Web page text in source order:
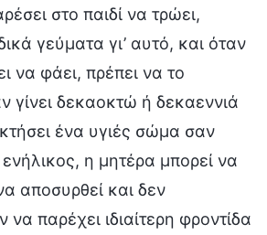
στο παιδί να τρώει,
γεύματα γι’ αυτό, και όταν
να φάει, πρέπει να το
γίνει δεκαοκτώ ή δεκαεννιά
ένα υγιές σώμα σαν
η μητέρα μπορεί να
αποσυρθεί και δεν
να παρέχει ιδιαίτερη φροντίδα